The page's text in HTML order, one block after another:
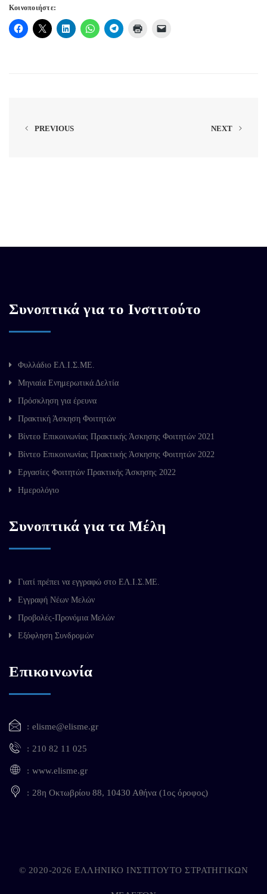
Κοινοποιήστε:
PREVIOUS NEXT
Συνοπτικά για το Ινστιτούτο
Φυλλάδιο ΕΛ.Ι.Σ.ΜΕ.
Μηνιαία Ενημερωτικά Δελτία
Πρόσκληση για έρευνα
Πρακτική Άσκηση Φοιτητών
Βίντεο Επικοινωνίας Πρακτικής Άσκησης Φοιτητών 2021
Βίντεο Επικοινωνίας Πρακτικής Άσκησης Φοιτητών 2022
Εργασίες Φοιτητών Πρακτικής Άσκησης 2022
Ημερολόγιο
Συνοπτικά για τα Μέλη
Γιατί πρέπει να εγγραφώ στο ΕΛ.Ι.Σ.ΜΕ.
Εγγραφή Νέων Μελών
Προβολές-Προνόμια Μελών
Εξόφληση Συνδρομών
Επικοινωνία
elisme@elisme.gr
210 82 11 025
www.elisme.gr
28η Οκτωβρίου 88, 10430 Αθήνα (1ος όροφος)
© 2020-2026 ΕΛΛΗΝΙΚΟ ΙΝΣΤΙΤΟΥΤΟ ΣΤΡΑΤΗΓΙΚΩΝ